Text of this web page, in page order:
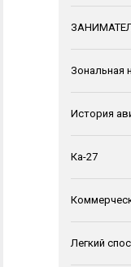
Зональная
История
Ка-27
Легкий